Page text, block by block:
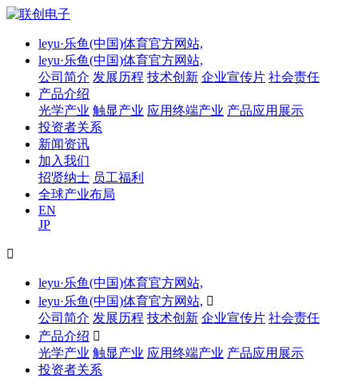
leyu·乐鱼(中国)体育官方网站,
leyu·乐鱼(中国)体育官方网站,
公司简介 发展历程 技术创新 企业宣传片 社会责任
产品介绍
光学产业 触显产业 应用终端产业 产品应用展示
投资者关系
新闻资讯
加入我们
招贤纳士 员工福利
全球产业布局
EN
JP

leyu·乐鱼(中国)体育官方网站,
leyu·乐鱼(中国)体育官方网站, 
公司简介 发展历程 技术创新 企业宣传片 社会责任
产品介绍 
光学产业 触显产业 应用终端产业 产品应用展示
投资者关系